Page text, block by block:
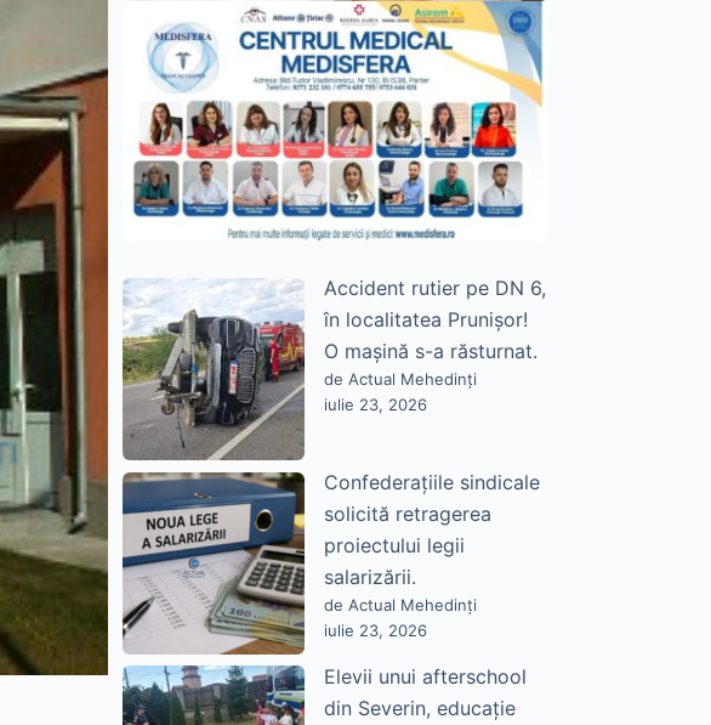
Accident rutier pe DN 6,
în localitatea Prunișor!
O mașină s-a răsturnat.
de Actual Mehedinți
iulie 23, 2026
Confederațiile sindicale
solicită retragerea
proiectului legii
salarizării.
de Actual Mehedinți
iulie 23, 2026
Elevii unui afterschool
din Severin, educație